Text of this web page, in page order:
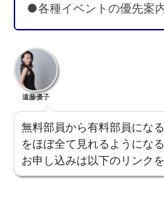
●各種イベントの優先案
遠藤優子
無料部員から有料部員にな
をほぼ全て見れるようにな
お申し込みは以下のリンク